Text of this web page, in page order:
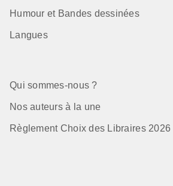
Humour et Bandes dessinées
Langues
Qui sommes-nous ?
Nos auteurs à la une
Règlement Choix des Libraires 2026